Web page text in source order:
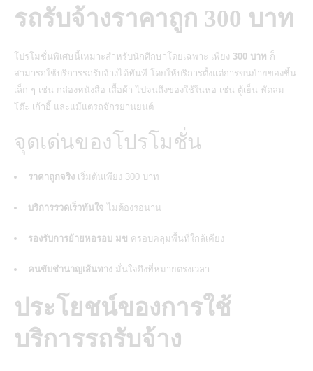
รถรับจ้างราคาถูก 300 บาท
โปรโมชั่นพิเศษนี้เหมาะสำหรับนักศึกษาโดยเฉพาะ เพียง 300 บาท ก็
สามารถใช้บริการรถรับจ้างได้ทันที โดยให้บริการตั้งแต่การขนย้ายของชิ้น
เล็ก ๆ เช่น กล่องหนังสือ เสื้อผ้า ไปจนถึงของใช้ในหอ เช่น ตู้เย็น พัดลม
โต๊ะ เก้าอี้ และแม้แต่รถจักรยานยนต์
จุดเด่นของโปรโมชั่น
ราคาถูกจริง เริ่มต้นเพียง 300 บาท
บริการรวดเร็วทันใจ ไม่ต้องรอนาน
รองรับการย้ายหอรอบ มข ครอบคลุมพื้นที่ใกล้เคียง
คนขับชำนาญเส้นทาง มั่นใจถึงที่หมายตรงเวลา
ประโยชน์ของการใช้
บริการรถรับจ้าง